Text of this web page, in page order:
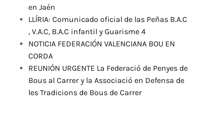
en Jaén
LLÍRIA: Comunicado oficial de las Peñas B.A.C
, V.A.C, B.A.C infantil y Guarisme 4
NOTICIA FEDERACIÓN VALENCIANA BOU EN
CORDA
REUNIÓN URGENTE La Federació de Penyes de
Bous al Carrer y la Associació en Defensa de
les Tradicions de Bous de Carrer